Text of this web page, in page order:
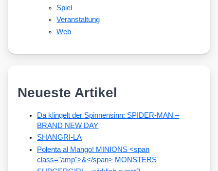
Spiel
Veranstaltung
Web
Neueste Artikel
Da klingelt der Spinnensinn: SPIDER-MAN –
BRAND NEW DAY
SHANGRI-LA
Polenta al Mango! MINIONS <span
class="amp">&</span> MONSTERS